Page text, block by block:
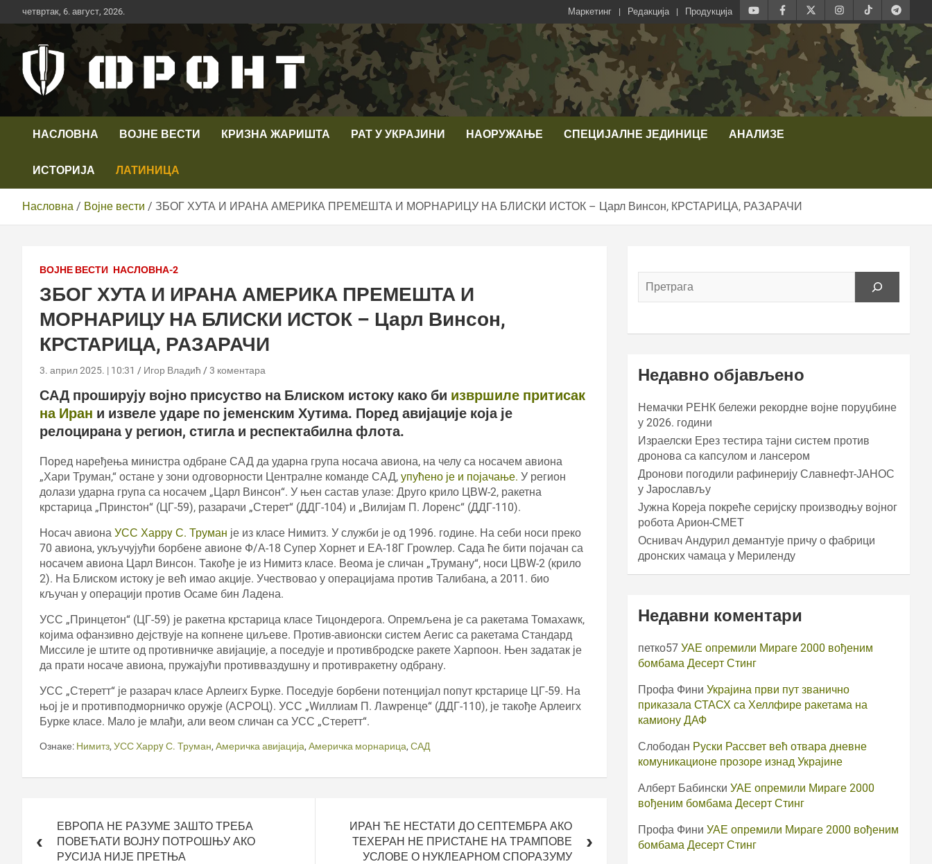
Скип
то
четвртак, 6. август, 2026. Маркетинг Редакција Продукција
Телевизија ФРОНТ
НАСЛОВНА ВОЈНЕ ВЕСТИ КРИЗНА ЖАРИШТА РАТ У УКРАЈИНИ НАОРУЖАЊЕ СПЕЦИЈАЛНЕ ЈЕДИНИЦЕ АНАЛИЗЕ
ИСТОРИЈА ЛАТИНИЦА
Насловна Војне вести ЗБОГ ХУТА И ИРАНА АМЕРИКА ПРЕМЕШТА И МОРНАРИЦУ НА БЛИСКИ ИСТОК – Царл Винсон, КРСТАРИЦА, РАЗАРАЧИ
ВОЈНЕ ВЕСТИ НАСЛОВНА-2
ЗБОГ ХУТА И ИРАНА АМЕРИКА ПРЕМЕШТА И
МОРНАРИЦУ НА БЛИСКИ ИСТОК – Царл Винсон,
КРСТАРИЦА, РАЗАРАЧИ
3. април 2025. | 10:31 Игор Владић 3 коментара
САД проширују војно присуство на Блиском истоку како би извршиле притисак
на Иран и извеле ударе по јеменским Хутима. Поред авијације која је
релоцирана у регион, стигла и респектабилна флота.
Поред наређења министра одбране САД да ударна група носача авиона, на челу са носачем авиона
„Хари Труман,“ остане у зони одговорности Централне команде САД, упућено је и појачање. У регион
долази ударна група са носачем „Царл Винсон“. У њен састав улазе: Друго крило ЦВW-2, ракетна
крстарица „Принстон“ (ЦГ-59), разарачи „Стерет“ (ДДГ-104) и „Вилијам П. Лоренс“ (ДДГ-110).
Носач авиона УСС Харрy С. Труман је из класе Нимитз. У служби је од 1996. године. На себи носи преко
70 авиона, укључујући борбене авионе Ф/А-18 Супер Хорнет и ЕА-18Г Гроwлер. Сада ће бити појачан са
носачем авиона Царл Винсон. Такође је из Нимитз класе. Веома је сличан „Труману“, носи ЦВW-2 (крило
2). На Блиском истоку је већ имао акције. Учествовао у операцијама против Талибана, а 2011. био
кључан у операцији против Осаме бин Ладена.
УСС „Принцетон“ (ЦГ-59) је ракетна крстарица класе Тицондерога. Опремљена је са ракетама Томахаwк,
којима офанзивно дејствује на копнене циљеве. Против-авионски систем Аегис са ракетама Стандард
Миссиле је штите од противничке авијације, а поседује и противбродске ракете Харпоон. Њен задатак је
да прати носаче авиона, пружајући противваздушну и противракетну одбрану.
УСС „Стеретт“ је разарач класе Арлеигх Бурке. Поседује борбени потенцијал попут крстарице ЦГ-59. На
њој је и противподморничко оружје (АСРОЦ). УСС „Wиллиам П. Лаwренце“ (ДДГ-110), је такође Арлеигх
Бурке класе. Мало је млађи, али веом сличан са УСС „Стеретт“.
Ознаке: Нимитз, УСС Харрy С. Труман, Америчка авијација, Америчка морнарица, САД
чланкаЕВРОПА НЕ РАЗУМЕ ЗАШТО ТРЕБА
ПОВЕЋАТИ ВОЈНУ ПОТРОШЊУ АКО
РУСИЈА НИЈЕ ПРЕТЊА
ИРАН ЋЕ НЕСТАТИ ДО СЕПТЕМБРА АКО
ТЕХЕРАН НЕ ПРИСТАНЕ НА ТРАМПОВЕ
УСЛОВЕ О НУКЛЕАРНОМ СПОРАЗУМУ
Недавно објављено
Немачки РЕНК бележи рекордне војне поруџбине
у 2026. години
Израелски Ерез тестира тајни систем против
дронова са капсулом и лансером
Дронови погодили рафинерију Славнефт-ЈАНОС
у Јарослављу
Јужна Кореја покреће серијску производњу војног
робота Арион-СМЕТ
Оснивач Андурил демантује причу о фабрици
дронских чамаца у Мериленду
Недавни коментари
петко57 УАЕ опремили Мираге 2000 вођеним
бомбама Десерт Стинг
Профа Фини Украјина први пут званично
приказала СТАСХ са Хеллфире ракетама на
камиону ДАФ
Слободан Руски Рассвет већ отвара дневне
комуникационе прозоре изнад Украјине
Алберт Бабински УАЕ опремили Мираге 2000
вођеним бомбама Десерт Стинг
Профа Фини УАЕ опремили Мираге 2000 вођеним
бомбама Десерт Стинг